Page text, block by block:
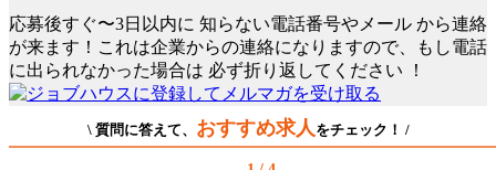
応募後すぐ〜3日以内に 知らない電話番号やメール から連絡
が来ます！これは企業からの連絡になりますので、もし電話
に出られなかった場合は 必ず折り返してください ！
\ 質問に答えて、 おすすめ求人をチェック！ /